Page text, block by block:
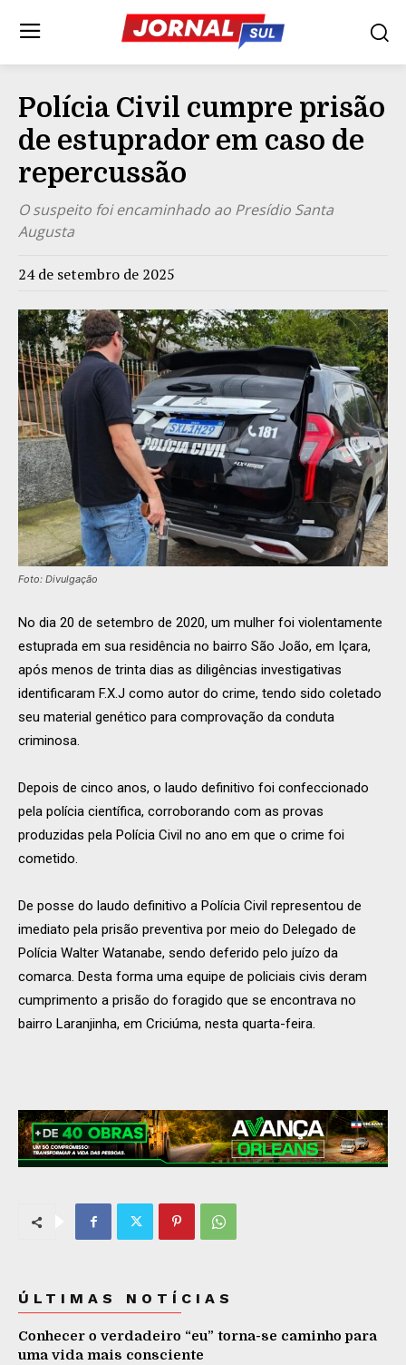
Polícia Civil cumpre prisão
de estuprador em caso de
repercussão
O suspeito foi encaminhado ao Presídio Santa
Augusta
24 de setembro de 2025
Foto: Divulgação
No dia 20 de setembro de 2020, um mulher foi violentamente
estuprada em sua residência no bairro São João, em Içara,
após menos de trinta dias as diligências investigativas
identificaram F.X.J como autor do crime, tendo sido coletado
seu material genético para comprovação da conduta
criminosa.
Depois de cinco anos, o laudo definitivo foi confeccionado
pela polícia científica, corroborando com as provas
produzidas pela Polícia Civil no ano em que o crime foi
cometido.
De posse do laudo definitivo a Polícia Civil representou de
imediato pela prisão preventiva por meio do Delegado de
Polícia Walter Watanabe, sendo deferido pelo juízo da
comarca. Desta forma uma equipe de policiais civis deram
cumprimento a prisão do foragido que se encontrava no
bairro Laranjinha, em Criciúma, nesta quarta-feira.
ÚLTIMAS NOTÍCIAS
Conhecer o verdadeiro “eu” torna-se caminho para
uma vida mais consciente